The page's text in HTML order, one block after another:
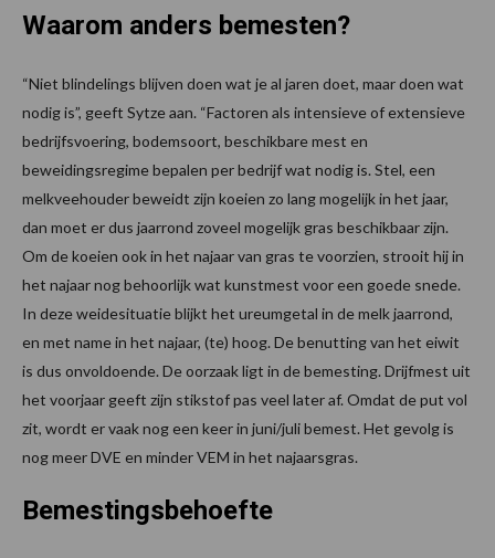
Waarom anders bemesten?
“Niet blindelings blijven doen wat je al jaren doet, maar doen wat
nodig is”, geeft Sytze aan. “Factoren als intensieve of extensieve
bedrijfsvoering, bodemsoort, beschikbare mest en
beweidingsregime bepalen per bedrijf wat nodig is. Stel, een
melkveehouder beweidt zijn koeien zo lang mogelijk in het jaar,
dan moet er dus jaarrond zoveel mogelijk gras beschikbaar zijn.
Om de koeien ook in het najaar van gras te voorzien, strooit hij in
het najaar nog behoorlijk wat kunstmest voor een goede snede.
In deze weidesituatie blijkt het ureumgetal in de melk jaarrond,
en met name in het najaar, (te) hoog. De benutting van het eiwit
is dus onvoldoende. De oorzaak ligt in de bemesting. Drijfmest uit
het voorjaar geeft zijn stikstof pas veel later af. Omdat de put vol
zit, wordt er vaak nog een keer in juni/juli bemest. Het gevolg is
nog meer DVE en minder VEM in het najaarsgras.
Bemestingsbehoefte